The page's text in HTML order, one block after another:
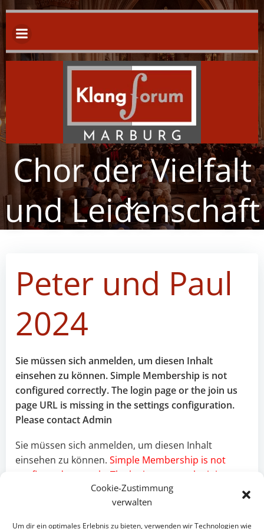
Cookie-Zustimmung
verwalten
Um dir ein optimales Erlebnis zu bieten, verwenden wir Technologien wie
Zum
Chor der Vielfalt
und Leidenschaft
Peter und Paul
2024
Sie müssen sich anmelden, um diesen Inhalt
einsehen zu können. Simple Membership is not
configured correctly. The login page or the join us
page URL is missing in the settings configuration.
Please contact Admin
Sie müssen sich anmelden, um diesen Inhalt
einsehen zu können. Simple Membership is not
configured correctly. The login page or the join us
page URL is missing in the settings configuration.
Previous post